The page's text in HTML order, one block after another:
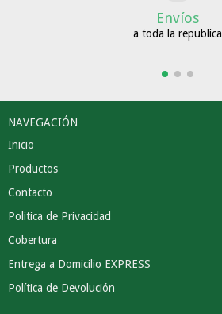
Envíos
a toda la republica
NAVEGACIÓN
Inicio
Productos
Contacto
Politica de Privacidad
Cobertura
Entrega a Domicilio EXPRESS
Política de Devolución